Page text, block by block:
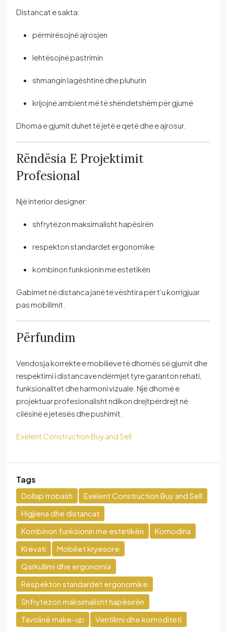
Distancat e sakta:
përmirësojnë ajrosjen
lehtësojnë pastrimin
shmangin lagështinë dhe pluhurin
krijojnë ambient më të shëndetshëm për gjumë
Dhoma e gjumit duhet të jetë e qetë dhe e ajrosur.
Rëndësia E Projektimit
Profesional
Një interior designer:
shfrytëzon maksimalisht hapësirën
respekton standardet ergonomike
kombinon funksionin me estetikën
Gabimet në distanca janë të vështira për t’u korrigjuar
pas mobilimit.
Përfundim
Vendosja korrekte e mobilieve të dhomës së gjumit dhe
respektimi i distancave ndërmjet tyre garanton rehati,
funksionalitet dhe harmoni vizuale. Një dhomë e
projektuar profesionalisht ndikon drejtpërdrejt në
cilësinë e jetesës dhe pushimit.
Exelent Construction Buy and Sell
Tags
Dollap rrobash
Exelent Construction Buy and Sell
Higjiena dhe distancat
Kombinon funksionin me estetikën
Komodina
Krevati
Mobiliet kryesore
Qarkullimi dhe ergonomia
Respekton standardet ergonomike
Shfrytëzon maksimalisht hapësirën
Tavolinë make-up
Ventilimi dhe komoditeti